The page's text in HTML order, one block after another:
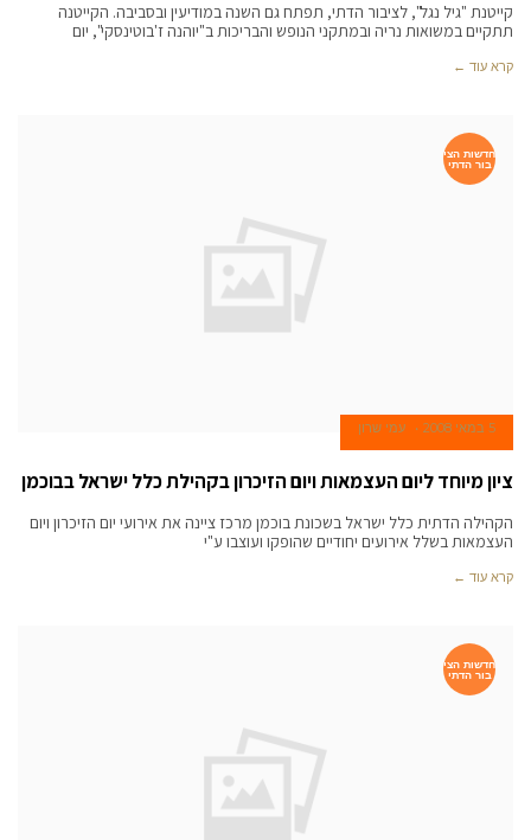
קייטנת "גיל נגל", לציבור הדתי, תפתח גם השנה במודיעין ובסביבה. הקייטנה
תתקיים במשואות נריה ובמתקני הנופש והבריכות ב"יוהנה ז'בוטינסקי", יום
קרא עוד ←
חדשות הצי
בור הדתי
5 במאי 2008 עמי שרון
ציון מיוחד ליום העצמאות ויום הזיכרון בקהילת כלל ישראל בבוכמן
הקהילה הדתית כלל ישראל בשכונת בוכמן מרכז ציינה את אירועי יום הזיכרון ויום
העצמאות בשלל אירועים יחודיים שהופקו ועוצבו ע"י
קרא עוד ←
חדשות הצי
בור הדתי